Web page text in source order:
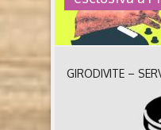
‘PINO
ESCLUSIVA A
GIRODIVITE –